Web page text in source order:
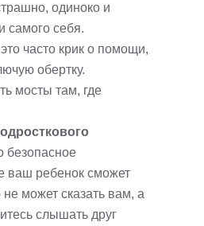
одиноко и
самого себя.
часто крик о помощи,
обертку.
мосты там, где
безопасное
ваш ребенок сможет
не может сказать вам, а
слышать друг